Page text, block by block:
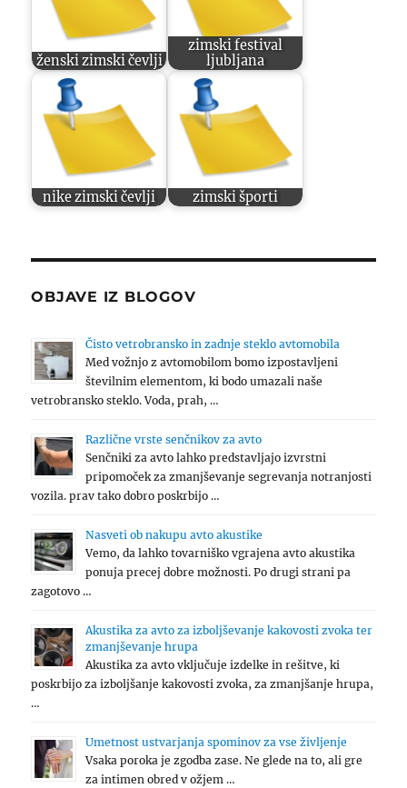
ženski zimski čevlji
zimski festival
ljubljana
nike zimski čevlji zimski športi
OBJAVE IZ BLOGOV
Čisto vetrobransko in zadnje steklo avtomobila
Med vožnjo z avtomobilom bomo izpostavljeni
številnim elementom, ki bodo umazali naše
vetrobransko steklo. Voda, prah, …
Različne vrste senčnikov za avto
Senčniki za avto lahko predstavljajo izvrstni
pripomoček za zmanjševanje segrevanja notranjosti
vozila. prav tako dobro poskrbijo …
Nasveti ob nakupu avto akustike
Vemo, da lahko tovarniško vgrajena avto akustika
ponuja precej dobre možnosti. Po drugi strani pa
zagotovo …
Akustika za avto za izboljševanje kakovosti zvoka ter
zmanjševanje hrupa
Akustika za avto vključuje izdelke in rešitve, ki
poskrbijo za izboljšanje kakovosti zvoka, za zmanjšanje hrupa,
…
Umetnost ustvarjanja spominov za vse življenje
Vsaka poroka je zgodba zase. Ne glede na to, ali gre
za intimen obred v ožjem …